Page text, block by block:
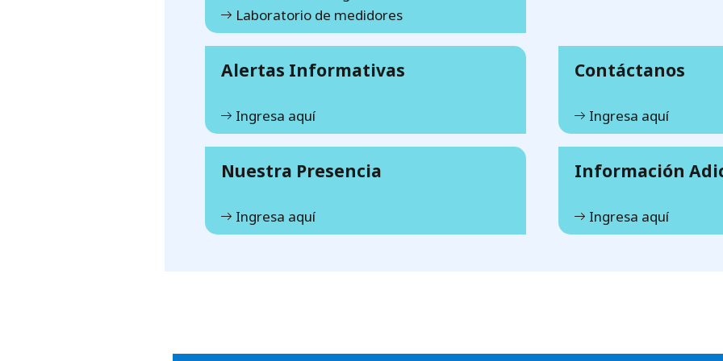
Laboratorio de medidores
Alertas Informativas
Ingresa aquí
Contáctanos
Ingresa aquí
Nuestra Presencia
Ingresa aquí
Información
Ingresa aquí